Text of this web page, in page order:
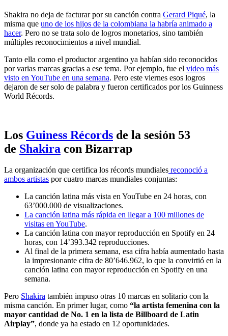
Shakira no deja de facturar por su canción contra Gerard Piqué, la
misma que uno de los hijos de la colombiana la habría animado a
hacer. Pero no se trata solo de logros monetarios, sino también
múltiples reconocimientos a nivel mundial.
Tanto ella como el productor argentino ya habían sido reconocidos
por varias marcas gracias a ese tema. Por ejemplo, fue el video más
visto en YouTube en una semana. Pero este viernes esos logros
dejaron de ser solo de palabra y fueron certificados por los Guinness
World Récords.
Los Guiness Récords de la sesión 53
de Shakira con Bizarrap
La organización que certifica los récords mundiales reconoció a
ambos artistas por cuatro marcas mundiales conjuntas:
La canción latina más vista en YouTube en 24 horas, con
63’000.000 de visualizaciones.
La canción latina más rápida en llegar a 100 millones de
visitas en YouTube.
La canción latina con mayor reproducción en Spotify en 24
horas, con 14’393.342 reproducciones.
Al final de la primera semana, esa cifra había aumentado hasta
la impresionante cifra de 80’646.962, lo que la convirtió en la
canción latina con mayor reproducción en Spotify en una
semana.
Pero Shakira también impuso otras 10 marcas en solitario con la
misma canción. En primer lugar, como “la artista femenina con la
mayor cantidad de No. 1 en la lista de Billboard de Latin
Airplay”, donde ya ha estado en 12 oportunidades.